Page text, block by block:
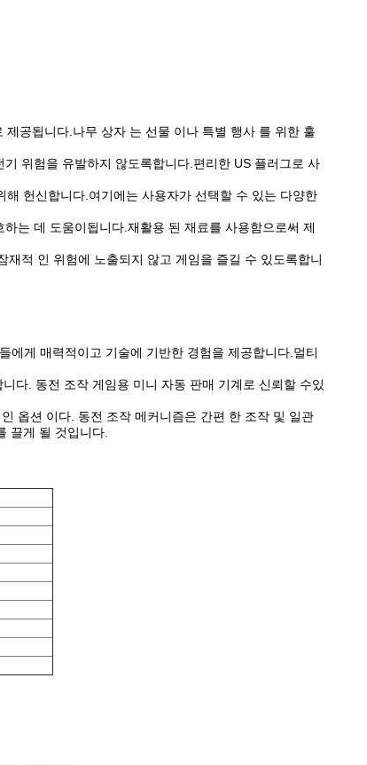
제공됩니다. 나무 상자 는 선물 이나 특별 행사 를 위한 훌
위험을 유발하지 않도록합니다. 편리한 US 플러그로 사
헌신합니다. 여기에는 사용자가 선택할 수 있는 다양한
는 데 도움이됩니다. 재활용 된 재료를 사용함으로써 제
적 인 위험에 노출되지 않고 게임을 즐길 수 있도록합니
에게 매력적이고 기술에 기반한 경험을 제공합니다.멀티
다. 동전 조작 게임용 미니 자동 판매 기계로 신뢰할 수있
옵션 이다. 동전 조작 메커니즘은 간편 한 조작 및 일관
끌게 될 것입니다.